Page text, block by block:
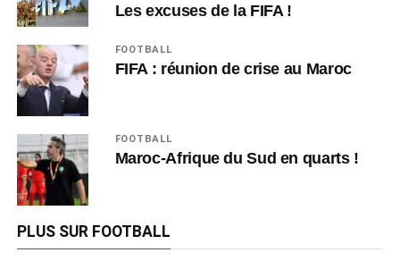
Les excuses de la FIFA !
FOOTBALL
FIFA : réunion de crise au Maroc
FOOTBALL
Maroc-Afrique du Sud en quarts !
PLUS SUR FOOTBALL